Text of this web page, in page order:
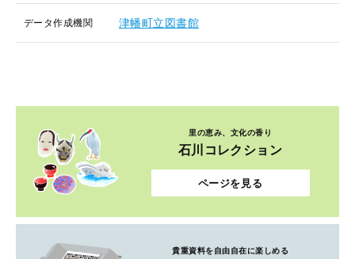
データ作成機関 津幡町立図書館
里の恵み、文化の香り
石川コレクション
ページを見る
貴重資料を自由自在に楽しめる